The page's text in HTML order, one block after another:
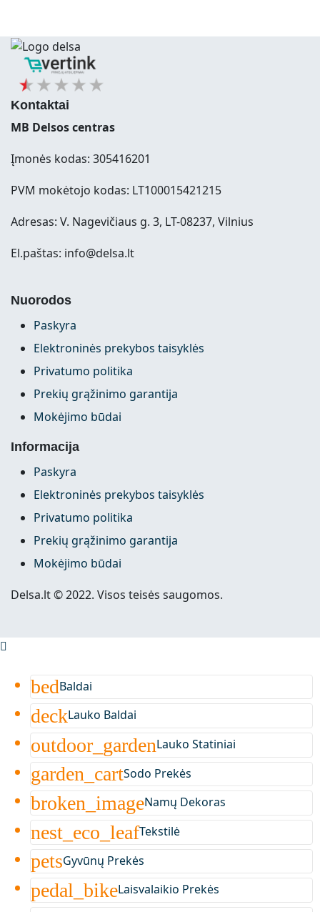
Kontaktai
MB Delsos centras
Įmonės kodas: 305416201
PVM mokėtojo kodas: LT100015421215
Adresas: V. Nagevičiaus g. 3, LT-08237, Vilnius
El.paštas: info@delsa.lt
Nuorodos
Paskyra
Elektroninės prekybos taisyklės
Privatumo politika
Prekių grąžinimo garantija
Mokėjimo būdai
Informacija
Paskyra
Elektroninės prekybos taisyklės
Privatumo politika
Prekių grąžinimo garantija
Mokėjimo būdai
Delsa.lt © 2022. Visos teisės saugomos.
bedBaldai
deckLauko Baldai
outdoor_gardenLauko Statiniai
garden_cartSodo Prekės
broken_imageNamų Dekoras
nest_eco_leafTekstilė
petsGyvūnų Prekės
pedal_bikeLaisvalaikio Prekės